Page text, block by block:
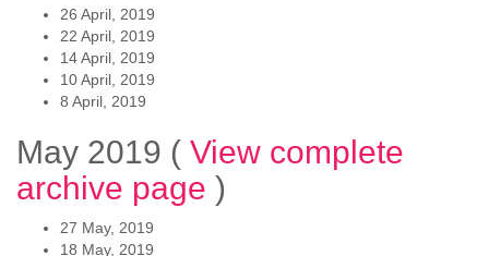
26 April, 2019
22 April, 2019
14 April, 2019
10 April, 2019
8 April, 2019
May 2019 ( View complete
archive page )
27 May, 2019
18 May, 2019